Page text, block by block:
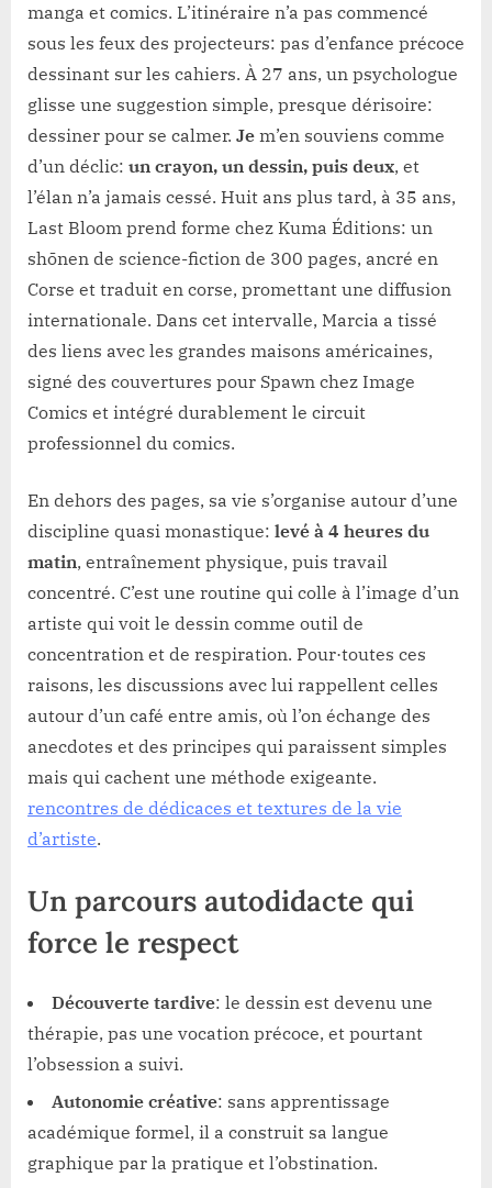
manga et comics. L’itinéraire n’a pas commencé
sous les feux des projecteurs: pas d’enfance précoce
dessinant sur les cahiers. À 27 ans, un psychologue
glisse une suggestion simple, presque dérisoire:
dessiner pour se calmer. Je m’en souviens comme
d’un déclic: un crayon, un dessin, puis deux, et
l’élan n’a jamais cessé. Huit ans plus tard, à 35 ans,
Last Bloom prend forme chez Kuma Éditions: un
shōnen de science-fiction de 300 pages, ancré en
Corse et traduit en corse, promettant une diffusion
internationale. Dans cet intervalle, Marcia a tissé
des liens avec les grandes maisons américaines,
signé des couvertures pour Spawn chez Image
Comics et intégré durablement le circuit
professionnel du comics.
En dehors des pages, sa vie s’organise autour d’une
discipline quasi monastique: levé à 4 heures du
matin, entraînement physique, puis travail
concentré. C’est une routine qui colle à l’image d’un
artiste qui voit le dessin comme outil de
concentration et de respiration. Pour·toutes ces
raisons, les discussions avec lui rappellent celles
autour d’un café entre amis, où l’on échange des
anecdotes et des principes qui paraissent simples
mais qui cachent une méthode exigeante.
rencontres de dédicaces et textures de la vie
d’artiste.
Un parcours autodidacte qui
force le respect
Découverte tardive: le dessin est devenu une
thérapie, pas une vocation précoce, et pourtant
l’obsession a suivi.
Autonomie créative: sans apprentissage
académique formel, il a construit sa langue
graphique par la pratique et l’obstination.